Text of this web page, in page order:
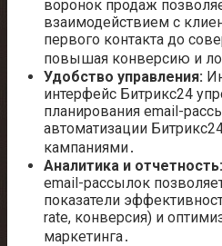
воронок продаж
взаимодействием с
первого контакта до
повышая конверсию и
Удобство управления:
интерфейс Битрикс24
планирования email-
автоматизации
кампаниями․
Аналитика и отчетность:
email-рассылок
показатели
rate, конверсия) и
маркетинга․